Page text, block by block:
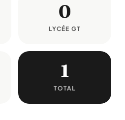
0
LYCÉE GT
1
TOTAL